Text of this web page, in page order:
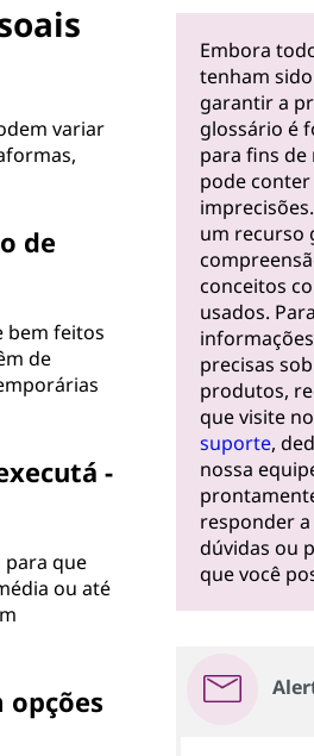
variar
de
bem feitos
de
-
para que
ou até
Embora
tenham
garantir a
glossário é
para fins de
pode
um recurso
conceitos
usados.
precisas
produtos,
que visite
suporte,
nossa
responder
dúvidas ou
que você